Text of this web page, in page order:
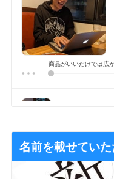
名前を載せてい